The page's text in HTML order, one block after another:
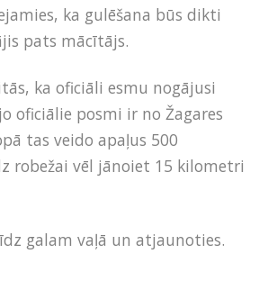
ka gulēšana būs dikti
pats mācītājs.
ka oficiāli esmu nogājusi
oficiālie posmi ir no Žagares
tas veido apaļus 500
robežai vēl jānoiet 15 kilometri
galam vaļā un atjaunoties.